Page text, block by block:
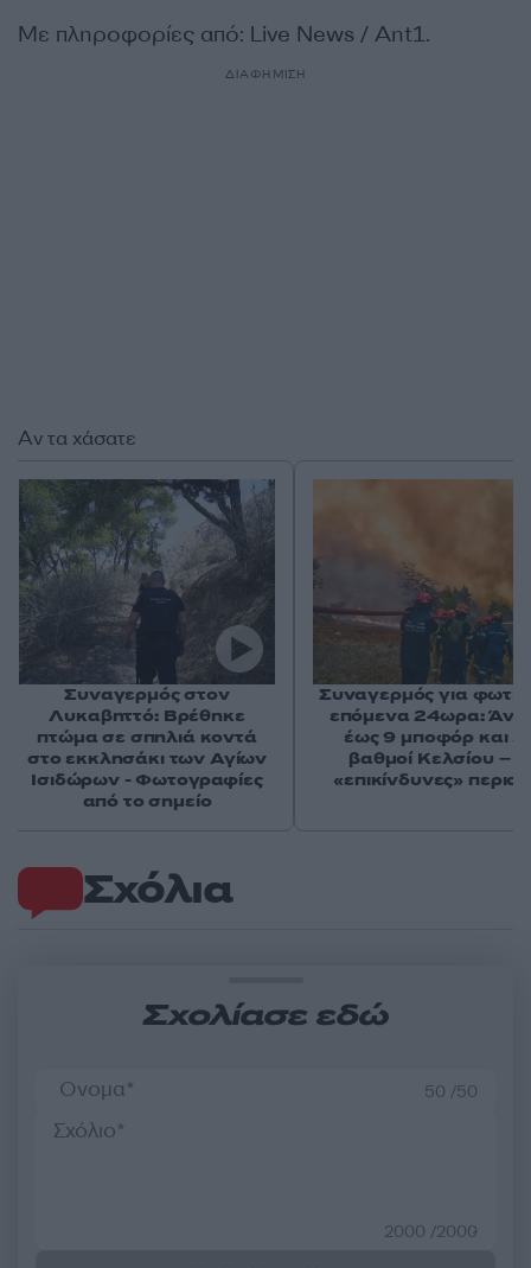
Με πληροφορίες από: Live News / Ant1.
ΔΙΑΦΗΜΙΣΗ
Σχόλια
Σχολίασε εδώ
50 /50
2000 /2000
Αν τα χάσατε
Συναγερμός στον
Λυκαβηττό: Βρέθηκε
πτώμα σε σπηλιά κοντά
στο εκκλησάκι των Αγίων
Ισιδώρων - Φωτογραφίες
από το σημείο
Συναγερμός για
επόμενα 24ωρα:
έως 9 μποφόρ και
βαθμοί Κελσίου –
«επικίνδυνες»